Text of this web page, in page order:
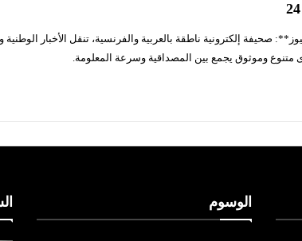
صحيفة إلكترونية ناطقة بالعربية والفرنسية، تنقل الأخبار الوطنية
متنوع وموثوق يجمع بين المصداقية وسرعة المعلومة.
الوسوم